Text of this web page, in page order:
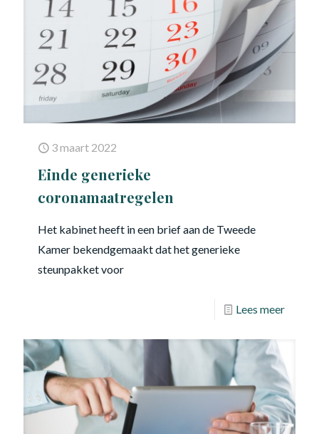
3 maart 2022
Einde generieke
coronamaatregelen
Het kabinet heeft in een brief aan de Tweede
Kamer bekendgemaakt dat het generieke
steunpakket voor
Lees meer